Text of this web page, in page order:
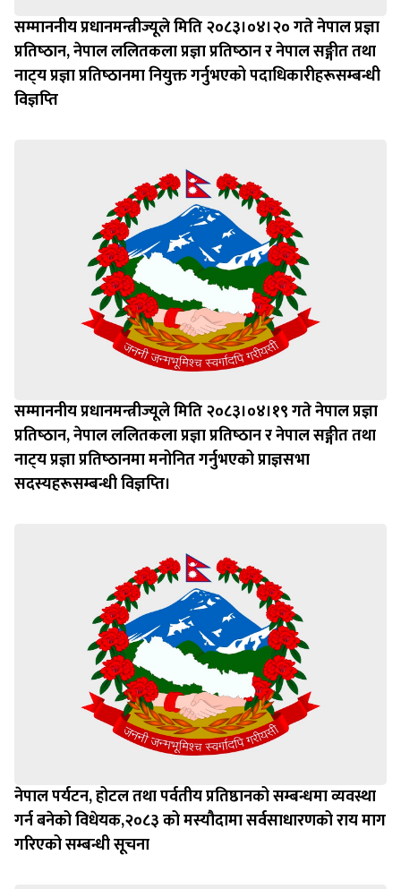
सम्माननीय प्रधानमन्त्रीज्यूले मिति २०८३।०४।२० गते नेपाल प्रज्ञा
प्रतिष्‍ठान, नेपाल ललितकला प्रज्ञा प्रतिष्‍ठान र नेपाल सङ्गीत तथा
नाट्‍य प्रज्ञा प्रतिष्‍ठानमा नियुक्त गर्नुभएको पदाधिकारीहरूसम्बन्धी
विज्ञप्‍ति
सम्माननीय प्रधानमन्त्रीज्यूले मिति २०८३।०४।१९ गते नेपाल प्रज्ञा
प्रतिष्‍ठान, नेपाल ललितकला प्रज्ञा प्रतिष्‍ठान र नेपाल सङ्गीत तथा
नाट्‍य प्रज्ञा प्रतिष्‍ठानमा मनोनित गर्नुभएको प्राज्ञसभा
सदस्यहरूसम्बन्धी विज्ञप्‍ति।
नेपाल पर्यटन, होटल तथा पर्वतीय प्रतिष्ठानको सम्बन्धमा व्यवस्था
गर्न बन‍ेको विधेयक,२०८३ को मस्यौदामा सर्वसाधारणको राय माग
गरिएको सम्बन्धी सूचना